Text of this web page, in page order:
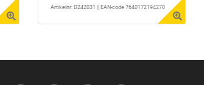
Artikelnr: D242031 || EAN-code 7640172194270